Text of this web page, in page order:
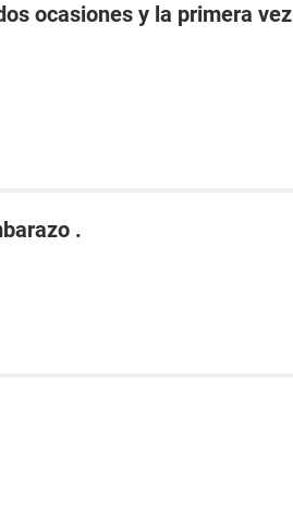
ocasiones y la primera vez
.